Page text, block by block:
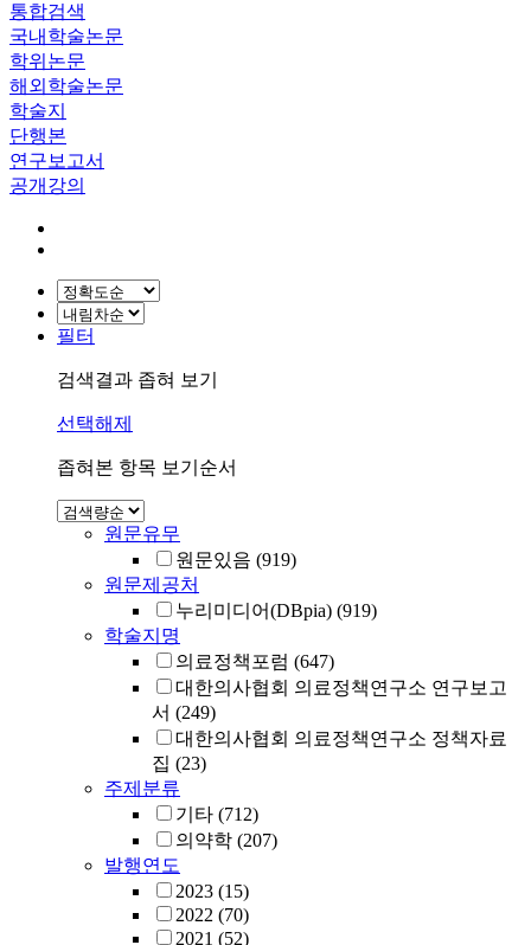
통합검색
국내학술논문
학위논문
해외학술논문
학술지
단행본
연구보고서
공개강의
필터
검색결과 좁혀 보기
선택해제
좁혀본 항목 보기순서
원문유무
원문있음 (919)
원문제공처
누리미디어(DBpia) (919)
학술지명
의료정책포럼 (647)
대한의사협회 의료정책연구소 연구보고
서 (249)
대한의사협회 의료정책연구소 정책자료
집 (23)
주제분류
기타 (712)
의약학 (207)
발행연도
2023 (15)
2022 (70)
2021 (52)